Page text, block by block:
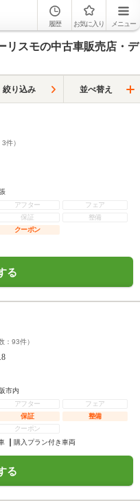
履歴 お気に入り メニュー
リスモの中古車販売店・デ
絞り込み 並べ替え
3件）
アフター
フェア
保証
整備
クーポン
る
： 93件）
市内
アフター
フェア
保証
整備
クーポン
購入プラン付き車両
る